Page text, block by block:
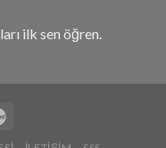
ilk sen öğren.